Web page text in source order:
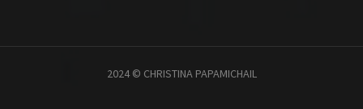
2024 © CHRISTINA PAPAMICHAIL